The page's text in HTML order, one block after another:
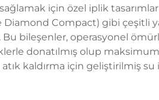
sağlamak için özel iplik
Diamond Compact) gibi çeşitli
Bu bileşenler, operasyonel
donatılmış olup
atık kaldırma için geliştirilmiş